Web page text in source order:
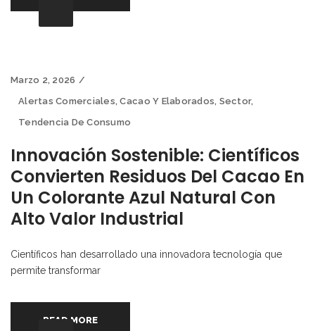
Marzo 2, 2026
Alertas Comerciales,Cacao Y Elaborados, Sector,
Tendencia De Consumo
Innovación Sostenible: Científicos
Convierten Residuos Del Cacao En
Un Colorante Azul Natural Con
Alto Valor Industrial
Científicos han desarrollado una innovadora tecnología que
permite transformar
READ MORE